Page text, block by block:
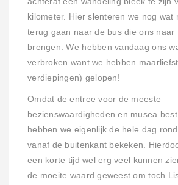
kilometer. Hier slenteren we nog wat
terug gaan naar de bus die ons naar
brengen. We hebben vandaag ons
verbroken want we hebben
verdiepingen) gelopen!
Omdat de entree voor de meeste
bezienswaardigheden en musea
hebben we eigenlijk de hele dag
vanaf de buitenkant bekeken.
een korte tijd wel erg veel kunnen
de moeite waard geweest om toch